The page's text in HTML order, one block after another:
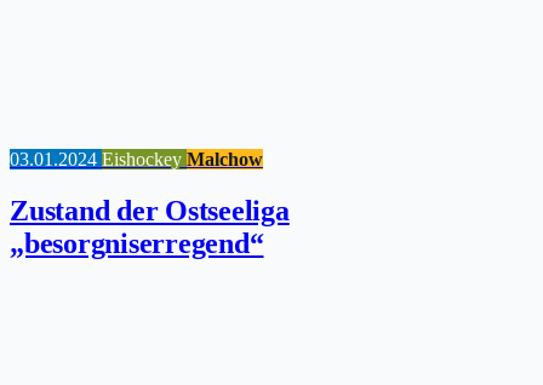
03.01.2024 Eishockey Malchow
Zustand der Ostseeliga
„besorgniserregend“